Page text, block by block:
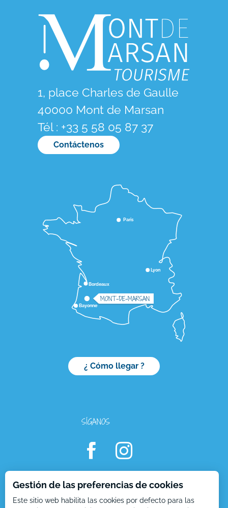
1, place Charles de Gaulle
40000 Mont de Marsan
Tél : +33 5 58 05 87 37
Contáctenos
Lyon
Bordeaux
Paris
Bayonne
MONT-DE-MARSAN
¿ Cómo llegar ?
SÍGANOS
Gestión de las preferencias de cookies
Este sitio web habilita las cookies por defecto para las